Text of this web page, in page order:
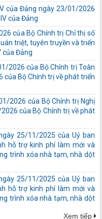
2026 của Bộ Chính trị Nghị
của Bộ Chính trị về phát
25/11/2025 của Uỷ ban
hỗ trợ kinh phí làm mới và
trình xóa nhà tạm, nhà dột
25/11/2025 của Uỷ ban
hỗ trợ kinh phí làm mới và
trình xóa nhà tạm, nhà dột
28/10/2025 của Uỷ ban
về việc hỗ trợ kinh phí chênh
trình mục tiêu quốc gia năm
nhà dột nát
10/2025 của Uỷ ban MTTQ
ĐỒNG BÀO BỊ THIỆT HẠI
kêu gọi của Đoàn Chủ tịch
việc vận động ủng hộ đồng
Xem tiếp